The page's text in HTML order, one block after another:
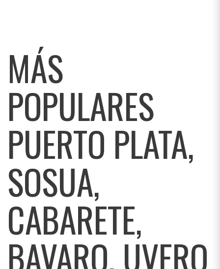
MÁS
POPULARES
PUERTO PLATA,
SOSUA,
CABARETE,
BAVARO, UVERO